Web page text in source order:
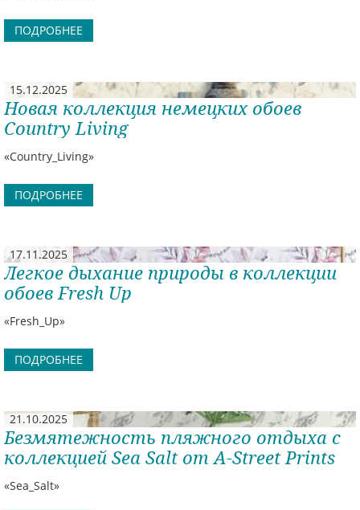
ПОДРОБНЕЕ
15.12.2025
Новая коллекция немецких обоев
Country Living
«Country_Living»
ПОДРОБНЕЕ
17.11.2025
Легкое дыхание природы в коллекции
обоев Fresh Up
«Fresh_Up»
ПОДРОБНЕЕ
21.10.2025
Безмятежность пляжного отдыха с
коллекцией Sea Salt от A-Street Prints
«Sea_Salt»